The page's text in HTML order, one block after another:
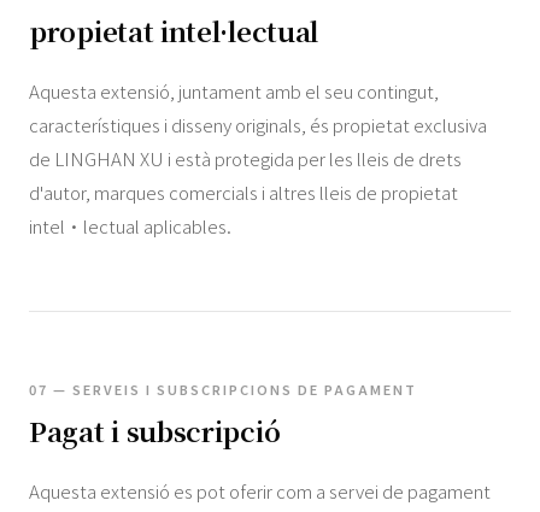
propietat intel·lectual
Aquesta extensió, juntament amb el seu contingut,
característiques i disseny originals, és propietat exclusiva
de LINGHAN XU i està protegida per les lleis de drets
d'autor, marques comercials i altres lleis de propietat
intel·lectual aplicables.
07 — SERVEIS I SUBSCRIPCIONS DE PAGAMENT
Pagat i subscripció
Aquesta extensió es pot oferir com a servei de pagament